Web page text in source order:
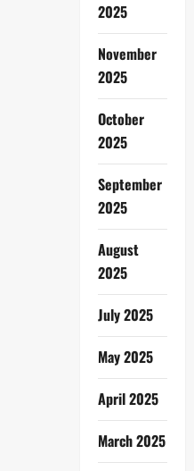
2025
November
2025
October
2025
September
2025
August
2025
July 2025
May 2025
April 2025
March 2025